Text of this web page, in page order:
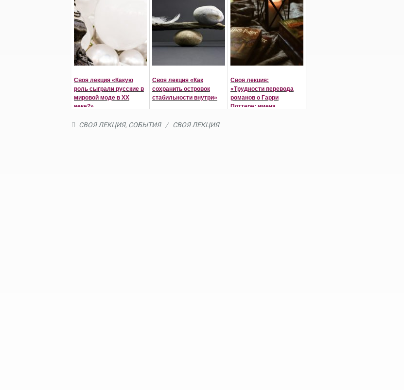
Своя лекция «Какую
роль сыграли русские в
мировой моде в XX
веке?»
Своя лекция «Как
сохранить островок
стабильности внутри»
Своя лекция:
«Трудности перевода
романов о Гарри
Поттере: имена,
СВОЯ ЛЕКЦИЯ, СОБЫТИЯ/ СВОЯ ЛЕКЦИЯ